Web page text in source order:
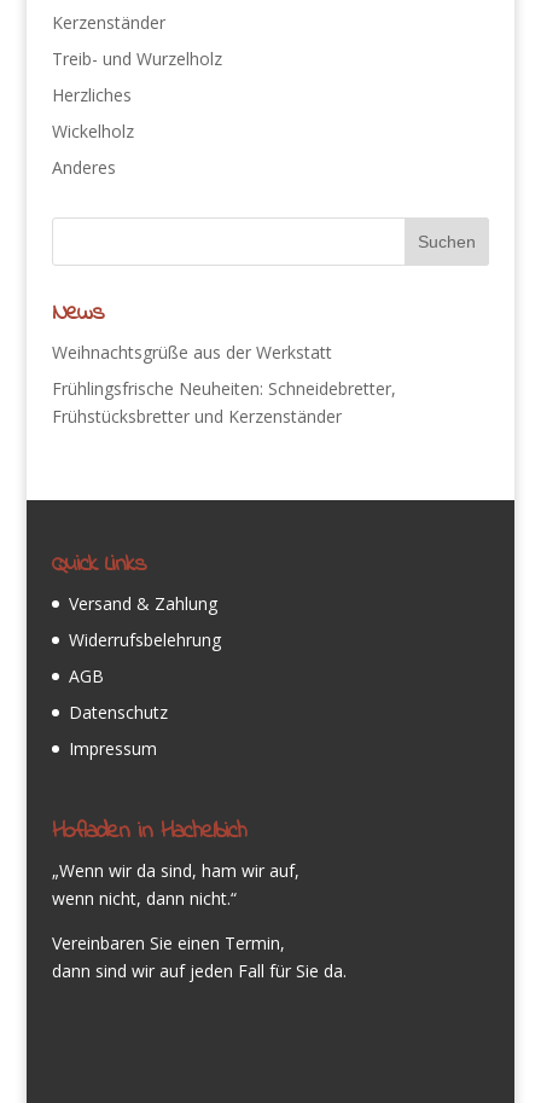
Kerzenständer
Treib- und Wurzelholz
Herzliches
Wickelholz
Anderes
News
Weihnachtsgrüße aus der Werkstatt
Frühlingsfrische Neuheiten: Schneidebretter,
Frühstücksbretter und Kerzenständer
Quick Links
Versand & Zahlung
Widerrufsbelehrung
AGB
Datenschutz
Impressum
Hofladen in Hachelbich
„Wenn wir da sind, ham wir auf,
wenn nicht, dann nicht.“
Vereinbaren Sie einen Termin,
dann sind wir auf jeden Fall für Sie da.